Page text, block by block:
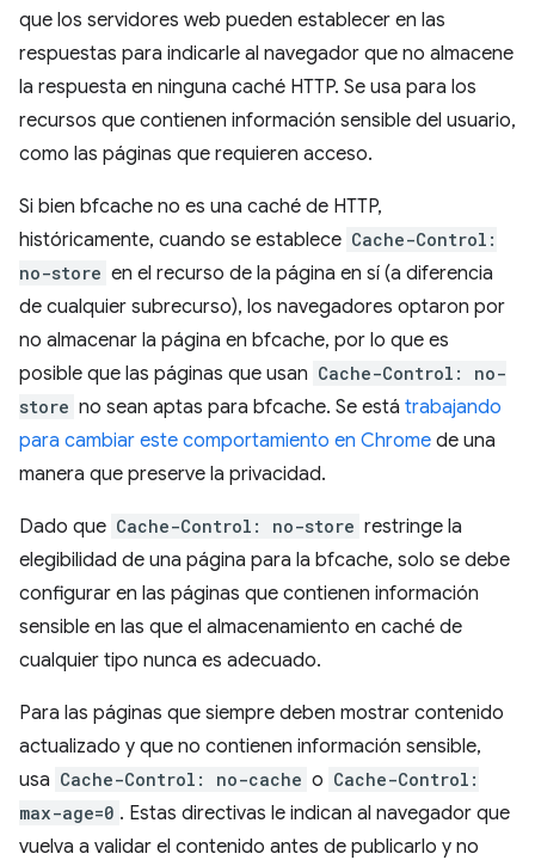
que los servidores web pueden establecer en las
respuestas para indicarle al navegador que no almacene
la respuesta en ninguna caché HTTP. Se usa para los
recursos que contienen información sensible del usuario,
como las páginas que requieren acceso.
Si bien bfcache no es una caché de HTTP,
históricamente, cuando se establece Cache-Control:
no-store en el recurso de la página en sí (a diferencia
de cualquier subrecurso), los navegadores optaron por
no almacenar la página en bfcache, por lo que es
posible que las páginas que usan Cache-Control: no-
store no sean aptas para bfcache. Se está trabajando
para cambiar este comportamiento en Chrome de una
manera que preserve la privacidad.
Dado que Cache-Control: no-store restringe la
elegibilidad de una página para la bfcache, solo se debe
configurar en las páginas que contienen información
sensible en las que el almacenamiento en caché de
cualquier tipo nunca es adecuado.
Para las páginas que siempre deben mostrar contenido
actualizado y que no contienen información sensible,
usa Cache-Control: no-cache o Cache-Control:
max-age=0 . Estas directivas le indican al navegador que
vuelva a validar el contenido antes de publicarlo y no